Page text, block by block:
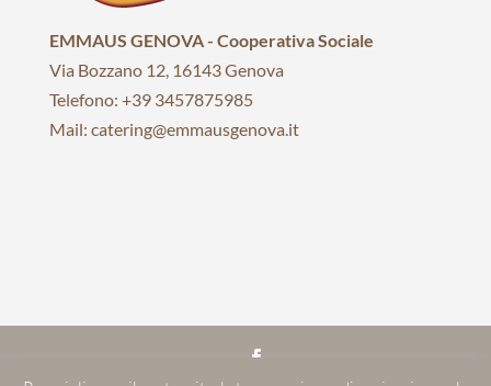
EMMAUS GENOVA - Cooperativa Sociale
Via Bozzano 12, 16143 Genova
Telefono: +39 3457875985
Mail: catering@emmausgenova.it